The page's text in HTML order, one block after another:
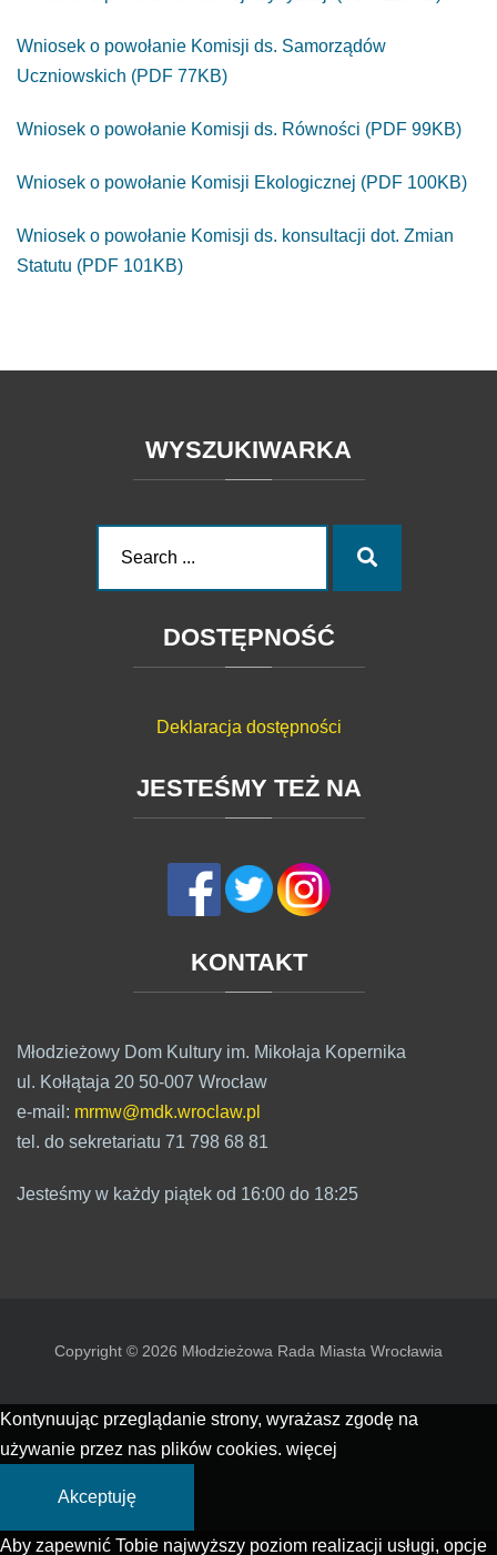
Wniosek o powołanie Komisji ds. Samorządów
Uczniowskich (PDF 77KB)
Wniosek o powołanie Komisji ds. Równości (PDF 99KB)
Wniosek o powołanie Komisji Ekologicznej (PDF 100KB)
Wniosek o powołanie Komisji ds. konsultacji dot. Zmian
Statutu (PDF 101KB)
WYSZUKIWARKA
DOSTĘPNOŚĆ
Deklaracja dostępności
JESTEŚMY TEŻ NA
KONTAKT
Młodzieżowy Dom Kultury im. Mikołaja Kopernika
ul. Kołłątaja 20 50-007 Wrocław
e-mail: mrmw@mdk.wroclaw.pl
tel. do sekretariatu 71 798 68 81
Jesteśmy w każdy piątek od 16:00 do 18:25
Copyright © 2026 Młodzieżowa Rada Miasta Wrocławia
Kontynuując przeglądanie strony, wyrażasz zgodę na
używanie przez nas plików cookies. więcej
Akceptuję
Aby zapewnić Tobie najwyższy poziom realizacji usługi, opcje